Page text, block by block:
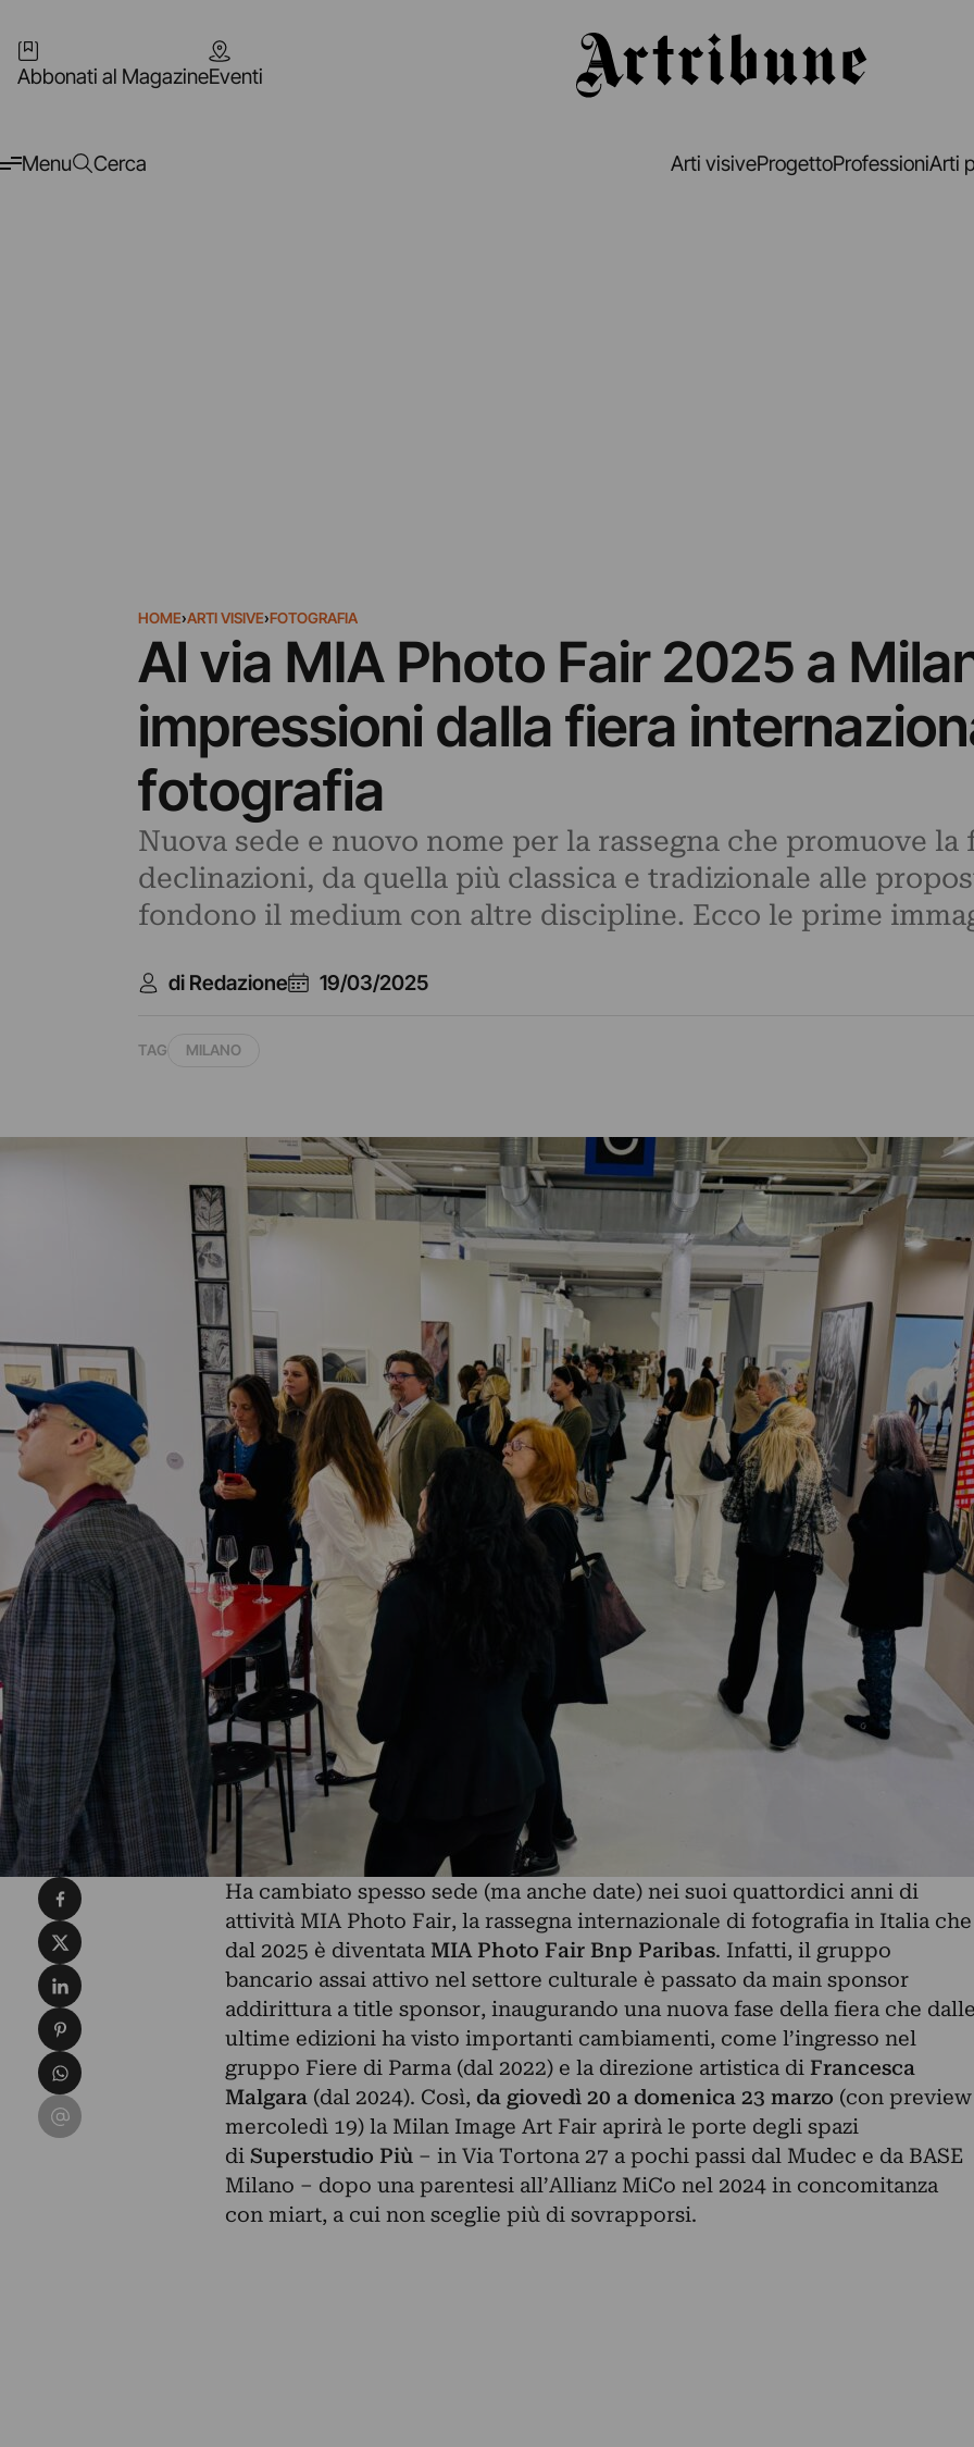
Abbonati al MagazineEventi
Menu Cerca Arti visiveProgettoProfessioniArti
HOME›ARTI VISIVE›FOTOGRAFIA
Al via MIA Photo Fair 2025 a
impressioni dalla fiera
fotografia
Nuova sede e nuovo nome per la rassegna che promuove
declinazioni, da quella più classica e tradizionale alle
fondono il medium con altre discipline. Ecco le prime
di Redazione 19/03/2025
TAG MILANO
Ha cambiato spesso sede (ma anche date) nei suoi quattordici anni di
attività MIA Photo Fair, la rassegna internazionale di fotografia in Italia che
dal 2025 è diventata MIA Photo Fair Bnp Paribas. Infatti, il gruppo
bancario assai attivo nel settore culturale è passato da main sponsor
addirittura a title sponsor, inaugurando una nuova fase della fiera che
ultime edizioni ha visto importanti cambiamenti, come l’ingresso nel
gruppo Fiere di Parma (dal 2022) e la direzione artistica di Francesca
Malgara(dal 2024). Così, da giovedì 20 a domenica 23 marzo (con preview
mercoledì 19) la Milan Image Art Fair aprirà le porte degli spazi
di Superstudio Più– in Via Tortona 27 a pochi passi dal Mudec e da BASE
Milano – dopo una parentesi all’Allianz MiCo nel 2024 in concomitanza
con miart, a cui non sceglie più di sovrapporsi.
Condividi su Facebook
Condividi su X
Condividi su LinkedIn
Condividi su Pinterest
Condividi su WhatsApp
Condividi su Email